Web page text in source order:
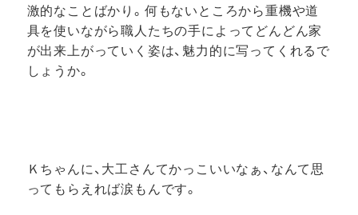
激的なことばかり。何もないところから重機や道
具を使いながら職人たちの手によってどんどん家
が出来上がっていく姿は、魅力的に写ってくれるで
しょうか。
Ｋちゃんに、大工さんてかっこいいなぁ、なんて思
ってもらえれば涙もんです。